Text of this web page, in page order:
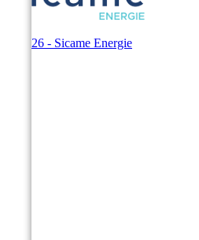
© 2026 - Sicame Energie